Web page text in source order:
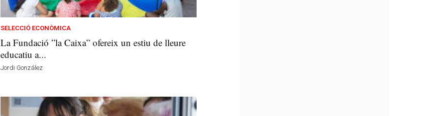
SELECCIÓ ECONÒMICA
La Fundació ”la Caixa” ofereix un estiu de lleure
educatiu a...
Jordi González